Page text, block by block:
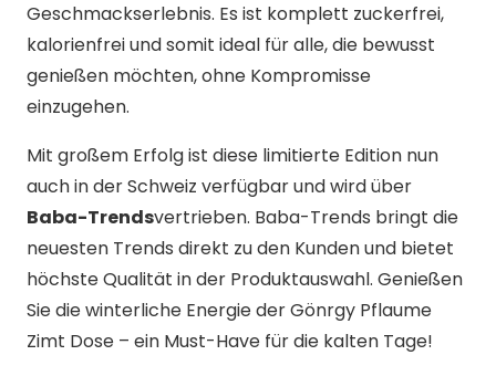
Geschmackserlebnis. Es ist komplett zuckerfrei,
kalorienfrei und somit ideal für alle, die bewusst
genießen möchten, ohne Kompromisse
einzugehen.
Mit großem Erfolg ist diese limitierte Edition nun
auch in der Schweiz verfügbar und wird über
Baba-Trendsvertrieben. Baba-Trends bringt die
neuesten Trends direkt zu den Kunden und bietet
höchste Qualität in der Produktauswahl. Genießen
Sie die winterliche Energie der Gönrgy Pflaume
Zimt Dose – ein Must-Have für die kalten Tage!